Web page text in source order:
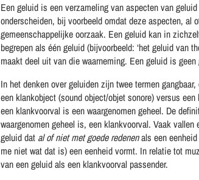
Een geluid is een verzameling van aspecten van
onderscheiden, bij voorbeeld omdat deze aspecten, al
gemeenschappelijke oorzaak. Een geluid kan in
begrepen als één geluid (bijvoorbeeld: ‘het geluid van
maakt deel uit van die waarneming. Een geluid is
In het denken over geluiden zijn twee termen
een klankobject (sound object/objet sonore) versus
een klankvoorval is een waargenomen geheel. De
waargenomen geheel is, een klankvoorval. Vaak
geluid dat al of niet met goede redenenals een
me niet wat dat is) een eenheid vormt. In relatie tot
van een geluid als een klankvoorval passender.